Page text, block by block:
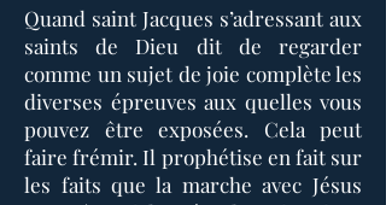
Quand saint Jacques s’adressant aux
saints de Dieu dit de regarder
comme un sujet de joie complète les
diverses épreuves aux quelles vous
pouvez être exposées. Cela peut
faire frémir. Il prophétise en fait sur
les faits que la marche avec Jésus